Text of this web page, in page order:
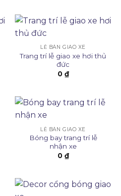
LỄ BÀN GIAO XE
Trang trí lễ giao xe hơi thủ
đức
0 ₫
LỄ BÀN GIAO XE
Bóng bay trang trí lễ
nhận xe
0 ₫